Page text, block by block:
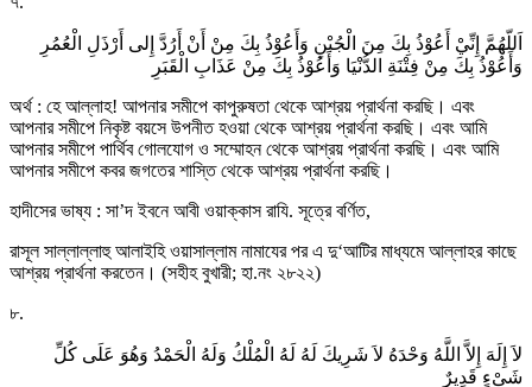
اَللّهُمَّ إِنِّيْ أَعُوْذُ بِكَ مِنَ الْجُبْنِ وَأَعُوْذُ بِكَ مِنْ أَنْ أَرُدَّ إِلى أَرْذَلِ الْعُمُرِ
وَأَعُوْذُ بِكَ مِنْ فِتْنَةِ الدُّنْيَا وَأَعُوْذُ بِكَ مِنْ عَذَابِ الْقَبَرِ
অর্থ : হে আল্লাহ! আপনার সমীপে কাপুরুষতা থেকে আশ্রয় প্রার্থনা করছি। এবং
আপনার সমীপে নিকৃষ্ট বয়সে উপনীত হওয়া থেকে আশ্রয় প্রার্থনা করছি। এবং আমি
আপনার সমীপে পার্থিব গোলযোগ ও সম্মোহন থেকে আশ্রয় প্রার্থনা করছি। এবং আমি
আপনার সমীপে কবর জগতের শাস্তি থেকে আশ্রয় প্রার্থনা করছি।
হাদীসের ভাষ্য : সা’দ ইবনে আবী ওয়াক্কাস রাযি. সূত্রে বর্ণিত,
রাসূল সাল্লাল্লাহু আলাইহি ওয়াসাল্লাম নামাযের পর এ দু‘আটির মাধ্যমে আল্লাহর কাছে
আশ্রয় প্রার্থনা করতেন। (সহীহ বুখারী; হা.নং ২৮২২)
৮.
لاَ إِلَهَ إِلاَّ اللَّهُ وَحْدَهُ لاَ شَرِيكَ لَهُ لَهُ الْمُلْكُ وَلَهُ الْحَمْدُ وَهُوَ عَلَى كُلِّ
شَىْءٍ قَدِيرٌ